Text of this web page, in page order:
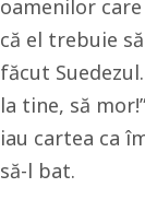
oamenilor
că el trebuie
făcut
la tine, să
iau cartea ca
să-l bat.